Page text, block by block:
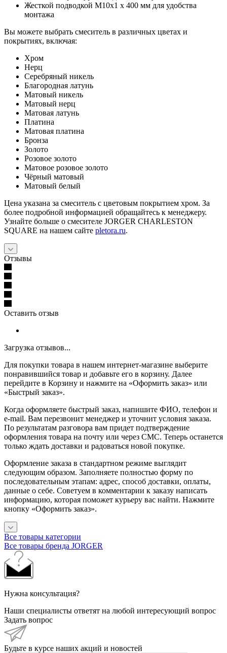
Жесткой подводкой M10x1 x 400 мм для удобства
монтажа
Вы можете выбрать смеситель в различных цветах и
покрытиях, включая:
Хром
Нерц
Серебряный никель
Благородная латунь
Матовый никель
Матовый нерц
Матовая латунь
Платина
Матовая платина
Бронза
Золото
Розовое золото
Матовое розовое золото
Чёрный матовый
Матовый белый
Цена указана за смеситель с цветовым покрытием хром. За
более подробной информацией обращайтесь к менеджеру.
Узнайте больше о смесителе JORGER CHARLESTON
SQUARE на нашем сайте pletora.ru.
Отзывы
Оставить отзыв
Загрузка отзывов...
Для покупки товара в нашем интернет-магазине выберите
понравившийся товар и добавьте его в корзину. Далее
перейдите в Корзину и нажмите на «Оформить заказ» или
«Быстрый заказ».
Когда оформляете быстрый заказ, напишите ФИО, телефон и
e-mail. Вам перезвонит менеджер и уточнит условия заказа.
По результатам разговора вам придет подтверждение
оформления товара на почту или через СМС. Теперь останется
только ждать доставки и радоваться новой покупке.
Оформление заказа в стандартном режиме выглядит
следующим образом. Заполняете полностью форму по
последовательным этапам: адрес, способ доставки, оплаты,
данные о себе. Советуем в комментарии к заказу написать
информацию, которая поможет курьеру вас найти. Нажмите
кнопку «Оформить заказ».
Все товары категории
Все товары бренда JORGER
Нужна консультация?
Наши специалисты ответят на любой интересующий вопрос
Задать вопрос
Будьте в курсе наших акций и новостей